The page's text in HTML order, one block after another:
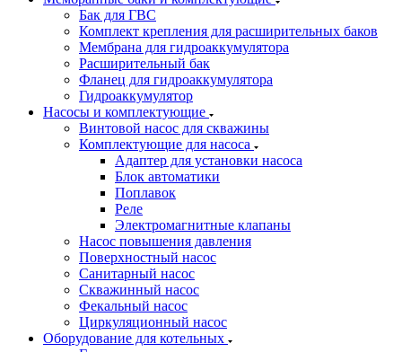
Бак для ГВС
Комплект крепления для расширительных баков
Мембрана для гидроаккумулятора
Расширительный бак
Фланец для гидроаккумулятора
Гидроаккумулятор
Насосы и комплектующие
Винтовой насос для скважины
Комплектующие для насоса
Адаптер для установки насоса
Блок автоматики
Поплавок
Реле
Электромагнитные клапаны
Насос повышения давления
Поверхностный насос
Санитарный насос
Скважинный насос
Фекальный насос
Циркуляционный насос
Оборудование для котельных